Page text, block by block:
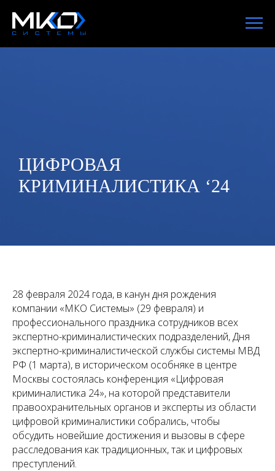
ЦИФРОВАЯ
КРИМИНАЛИСТИКА ‘24
28 февраля 2024 года, в канун дня рождения
компании «МКО Системы» (29 февраля) и
профессионального праздника сотрудников всех
экспертно-криминалистических подразделений, Дня
экспертно-криминалистической службы системы МВД
РФ (1 марта), в историческом особняке в центре
Москвы состоялась конференция «Цифровая
криминалистика 24», на которой представители
правоохранительных органов и эксперты из области
цифровой криминалистики собрались, чтобы
обсудить новейшие достижения и вызовы в сфере
расследования как традиционных, так и цифровых
преступлений.